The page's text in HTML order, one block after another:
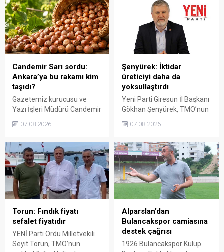
emeğinin korunmasını
istedi. Karaibrahim,
sürdürülebilir üretim için
fiyat politikasının yeniden
değerlendirilmesi gerektiğini
söyledi.
karşılamadığını belirten
Gezmiş, “Üreticiyi yok
sayanı, günü geldiğinde
üretici de yok sayacaktır”
dedi.
Candemir Sarı sordu:
Ankara’ya bu rakamı kim
taşıdı?
Gazetemiz kurucusu ve
Yazı İşleri Müdürü Candemir
tartışmalarını köşesine
300 liraya ulaştığı bir
dönemde Ankara’ya 240
liralık fiyat teklifi
götürüldüğü iddiasını
gündeme getiren Sarı,
Giresun milletvekillerini açık
ve net bir cevap vermeye
çağırdı.
07.08.2026
Şenyürek: İktidar
üreticiyi daha da
yoksullaştırdı
Yeni Parti Giresun İl Başkanı
Gökhan Şenyürek, TMO’nun
açıkladığı 255 liralık fiyatı
nitelendirdi. Artışın yıllık
enflasyonun altında kaldığını
belirten Şenyürek, kararın
üreticiyi değil tekelleri
koruduğunu savundu.
07.08.2026
Torun: Fındık fiyatı
sefalet fiyatıdır
YENİ Parti Ordu Milletvekili
Seyit Torun, TMO’nun
Alparslan’dan
Bulancakspor camiasına
destek çağrısı
1926 Bulancakspor Kulüp